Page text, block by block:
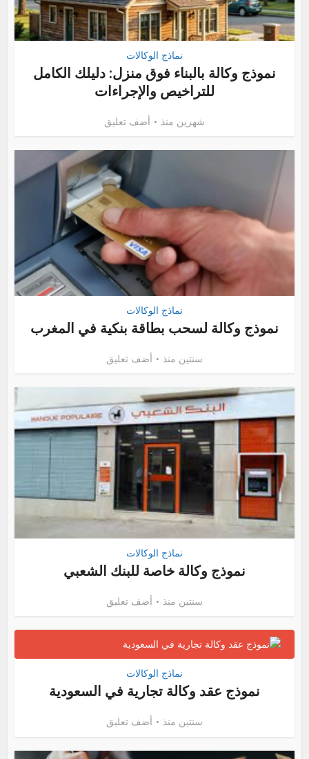
نماذج الوكالات
نموذج وكالة بالبناء فوق منزل: دليلك الكامل
للتراخيص والإجراءات
شهرين منذ أضف تعليق
نماذج الوكالات
نموذج وكالة لسحب بطاقة بنكية في المغرب
سنتين منذ أضف تعليق
نماذج الوكالات
نموذج وكالة خاصة للبنك الشعبي
سنتين منذ أضف تعليق
نماذج الوكالات
نموذج عقد وكالة تجارية في السعودية
سنتين منذ أضف تعليق